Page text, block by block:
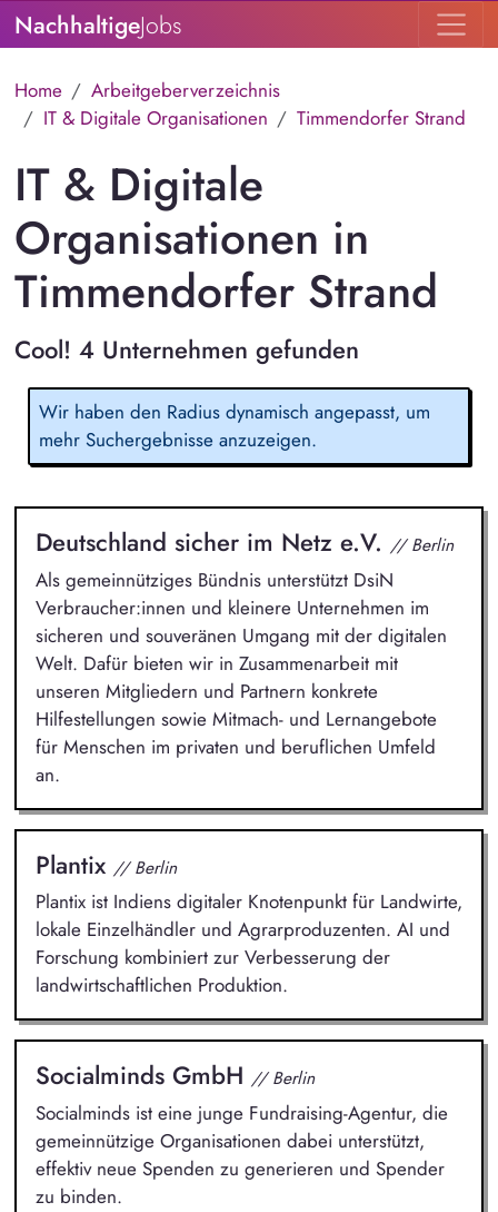
NachhaltigeJobs
Home
Arbeitgeberverzeichnis
IT & Digitale Organisationen
Timmendorfer Strand
IT & Digitale
Organisationen in
Timmendorfer Strand
Cool! 4 Unternehmen gefunden
Wir haben den Radius dynamisch angepasst, um
mehr Suchergebnisse anzuzeigen.
Deutschland sicher im Netz e.V. // Berlin
Als gemeinnütziges Bündnis unterstützt DsiN
Verbraucher:innen und kleinere Unternehmen im
sicheren und souveränen Umgang mit der digitalen
Welt. Dafür bieten wir in Zusammenarbeit mit
unseren Mitgliedern und Partnern konkrete
Hilfestellungen sowie Mitmach- und Lernangebote
für Menschen im privaten und beruflichen Umfeld
an.
Plantix // Berlin
Plantix ist Indiens digitaler Knotenpunkt für Landwirte,
lokale Einzelhändler und Agrarproduzenten. AI und
Forschung kombiniert zur Verbesserung der
landwirtschaftlichen Produktion.
Socialminds GmbH // Berlin
Socialminds ist eine junge Fundraising-Agentur, die
gemeinnützige Organisationen dabei unterstützt,
effektiv neue Spenden zu generieren und Spender
zu binden.